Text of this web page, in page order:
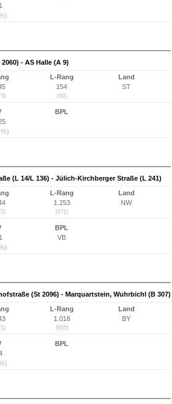
- AS Halle (A 9)
L-Rang
154
(90)
Land
ST
BPL
(L 14/L 136) - Jülich-Kirchberger Straße (L 241)
L-Rang
1.253
(671)
Land
NW
BPL
VB
(St 2096) - Marquartstein, Wuhrbichl (B 307)
L-Rang
1.018
(605)
Land
BY
BPL